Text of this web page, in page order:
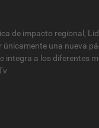
de impacto regional,
una nueva
integra a los diferentes